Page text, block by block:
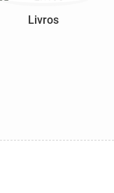
Livros